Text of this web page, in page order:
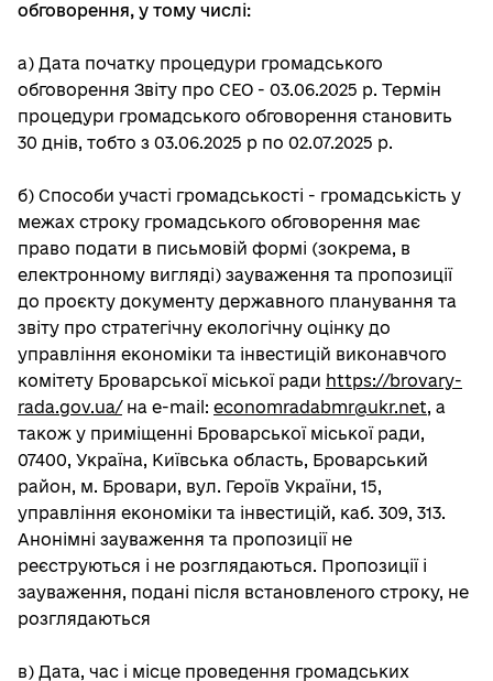
обговорення, у тому числі:
а) Дата початку процедури громадського
обговорення Звіту про СЕО - 03.06.2025 р. Термін
процедури громадського обговорення становить
30 днів, тобто з 03.06.2025 р по 02.07.2025 р.
б) Способи участі громадськості - громадськість у
межах строку громадського обговорення має
право подати в письмовій формі (зокрема, в
електронному вигляді) зауваження та пропозиції
до проєкту документу державного планування та
звіту про стратегічну екологічну оцінку до
управління економіки та інвестицій виконавчого
комітету Броварської міської ради https://brovary-
rada.gov.ua/на e-mail: economradabmr@ukr.net, а
також у приміщенні Броварської міської ради,
07400, Україна, Київська область, Броварський
район, м. Бровари, вул. Героїв України, 15,
управління економіки та інвестицій, каб. 309, 313.
Анонімні зауваження та пропозиції не
реєструються і не розглядаються. Пропозиції і
зауваження, подані після встановленого строку, не
розглядаються
в) Дата, час і місце проведення громадських